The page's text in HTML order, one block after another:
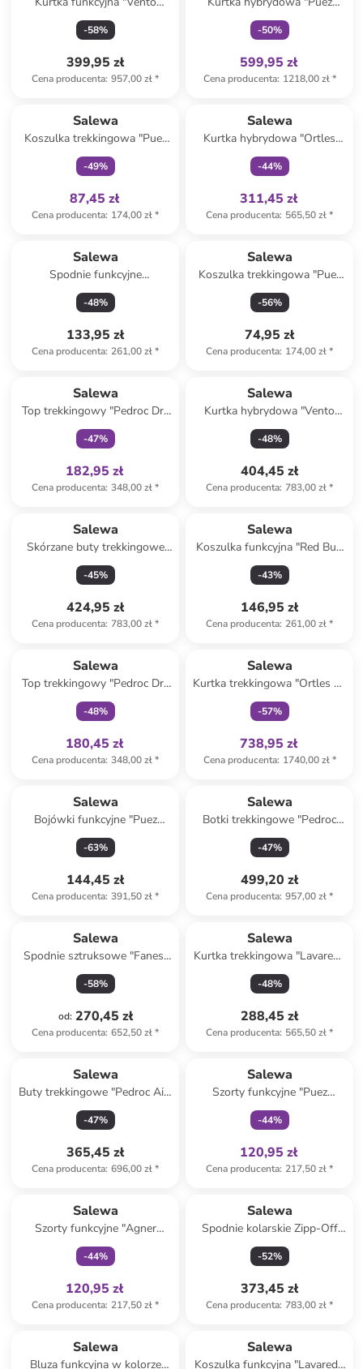
Powertex 2.5 Layers" w
kolorze czarno-jasnoróżowym
-58%
399,95 zł
Cena producenta: 957,00 zł*
Powertex" w kolorze khaki
-50%
599,95 zł
Cena producenta: 1218,00 zł*
Salewa
Koszulka trekkingowa "Puez
Dry" w kolorze
jasnobrązowym
-49%
87,45 zł
Cena producenta: 174,00 zł*
Salewa
Kurtka hybrydowa "Ortles
Hybrid Tirolwool®
Responsive" w kolorze
-44%
311,45 zł
Cena producenta: 565,50 zł*
Salewa
Spodnie funkcyjne
"Rosengarten" w kolorze
bordowym
-48%
133,95 zł
Cena producenta: 261,00 zł*
Salewa
Koszulka trekkingowa "Puez
Sporty Dry" w kolorze białym
-56%
74,95 zł
Cena producenta: 174,00 zł*
Salewa
Top trekkingowy "Pedroc Dry
Responsive" w kolorze
czarnym
-47%
182,95 zł
Cena producenta: 348,00 zł*
Salewa
Kurtka hybrydowa "Vento
Merino" w kolorze oliwkowo-
czarnym
-48%
404,45 zł
Cena producenta: 783,00 zł*
Salewa
Skórzane buty trekkingowe
"Wildfire Leather GTX" w
kolorze czarnym
-45%
424,95 zł
Cena producenta: 783,00 zł*
Salewa
Koszulka funkcyjna "Red Bull
X-Alps" w kolorze białym
-43%
146,95 zł
Cena producenta: 261,00 zł*
Salewa
Top trekkingowy "Pedroc Dry
Responsive" w kolorze
czerwonym
-48%
180,45 zł
Cena producenta: 348,00 zł*
Salewa
Kurtka trekkingowa "Ortles 3L
Powertex" w kolorze
niebieskim
-57%
738,95 zł
Cena producenta: 1740,00 zł*
Salewa
Bojówki funkcyjne "Puez
Durastretch" w kolorze
jasnoróżowym
-63%
144,45 zł
Cena producenta: 391,50 zł*
Salewa
Botki trekkingowe "Pedroc
Pro Powertex Mid" w kolorze
szarym
-47%
499,20 zł
Cena producenta: 957,00 zł*
Salewa
Spodnie sztruksowe "Fanes"
w kolorze czarnym
-58%
od: 270,45 zł
Cena producenta: 652,50 zł*
Salewa
Kurtka trekkingowa "Lavaredo
Hemp" w kolorze bordowym
-48%
288,45 zł
Cena producenta: 565,50 zł*
Salewa
Buty trekkingowe "Pedroc Air"
w kolorze czerwonym
-47%
365,45 zł
Cena producenta: 696,00 zł*
Salewa
Szorty funkcyjne "Puez
Talveno 4" w kolorze khaki
-44%
120,95 zł
Cena producenta: 217,50 zł*
Salewa
Szorty funkcyjne "Agner
Durastretch" w kolorze
granatowym
-44%
120,95 zł
Cena producenta: 217,50 zł*
Salewa
Spodnie kolarskie Zipp-Off
"Vento Hemp/Durastretch" w
kolorze czarnym
-52%
373,45 zł
Cena producenta: 783,00 zł*
Salewa
Bluza funkcyjna w kolorze
Salewa
Koszulka funkcyjna "Lavaredo